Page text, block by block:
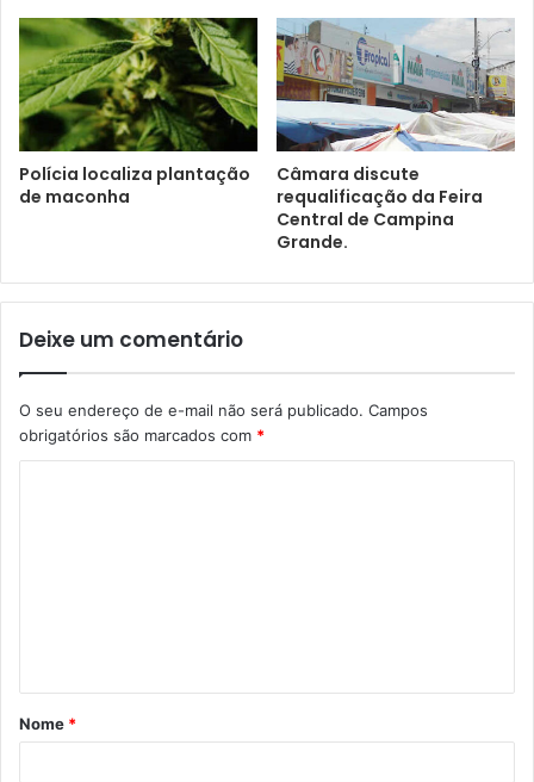
Polícia localiza plantação
de maconha
Câmara discute
requalificação da Feira
Central de Campina
Grande.
Deixe um comentário
O seu endereço de e-mail não será publicado. Campos
obrigatórios são marcados com *
Nome *